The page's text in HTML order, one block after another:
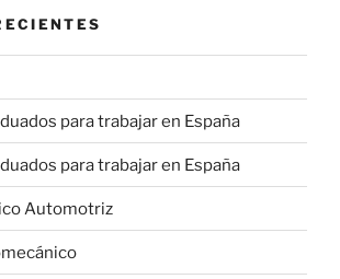
para trabajar en España
para trabajar en España
Automotriz